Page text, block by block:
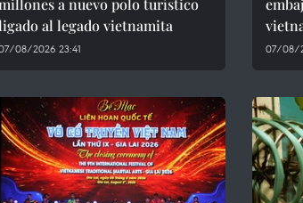
a nuevo polo turístico
al legado vietnamita
08/2026 23:41 07/08/